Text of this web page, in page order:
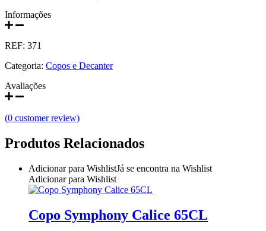
Quinta do Casal Branco Tejo
Quinta do Crasto
Quinta Do Noval Douro
Quinta Do Paral Alentejo
Quinta do Pessegueiro - Douro
Quinta do Piloto
Informações
REF: 371
Categoria: Copos e Decanter
Avaliações
(0 customer review)
Produtos Relacionados
Adicionar para WishlistJá se encontra na Wishlist
Adicionar para Wishlist
Copo Symphony Calice 65CL